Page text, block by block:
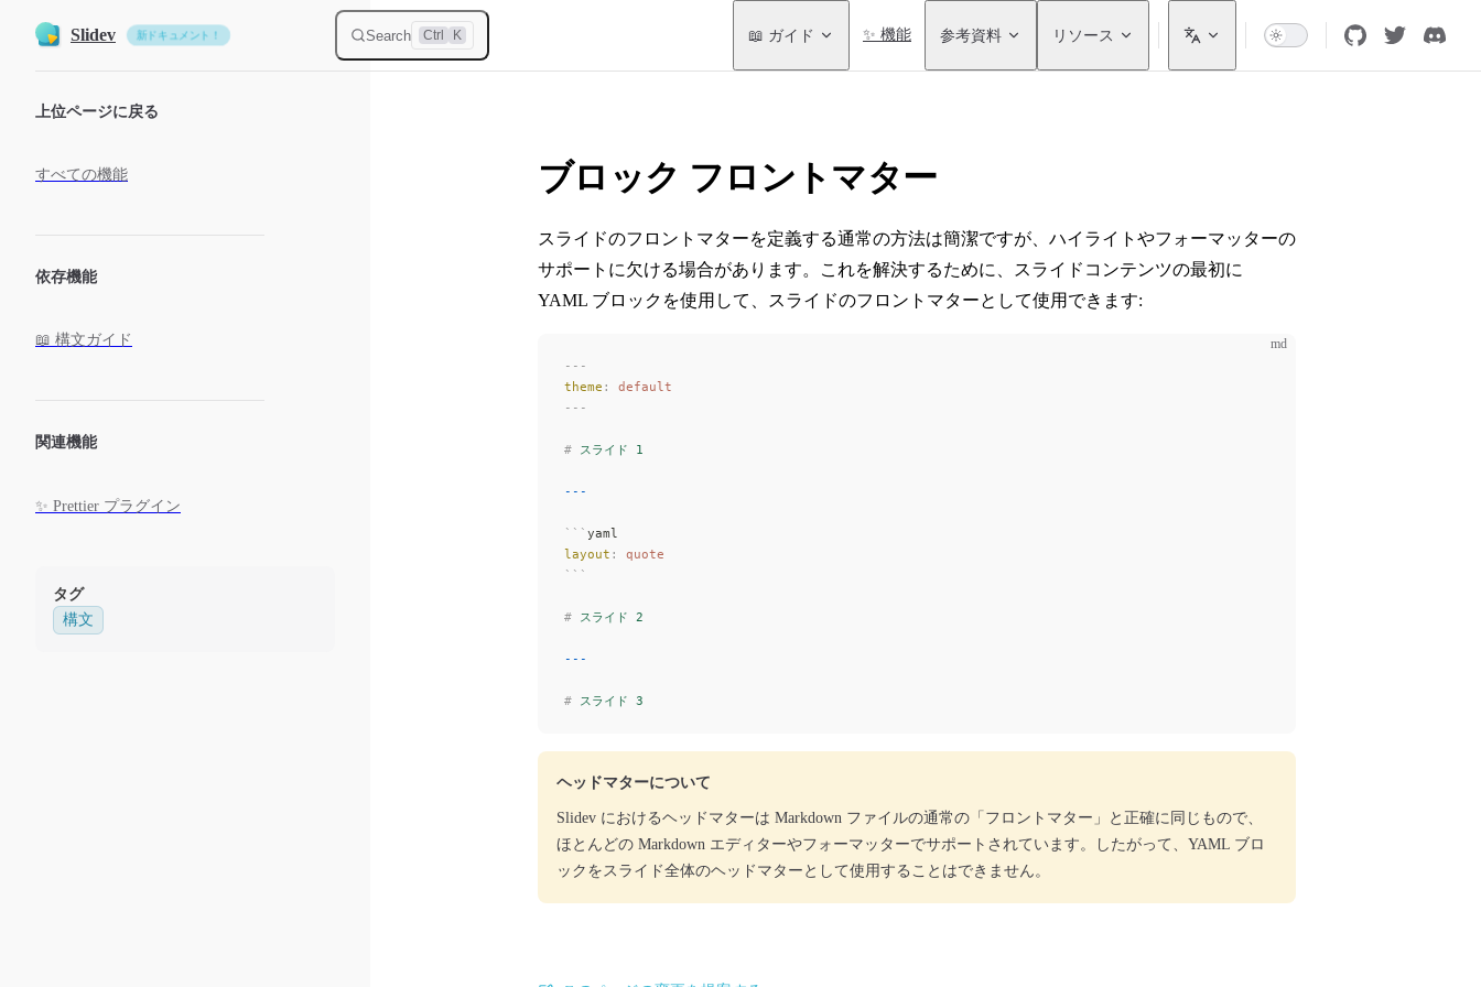
Skip to content
Slidev 新ドキュメント！ Search Ctrl K
Main Navigation
📖 ガイド ✨ 機能 参考資料 リソース
上位ページに戻る
すべての機能
依存機能
📖 構文ガイド
関連機能
✨ Prettier プラグイン
タグ
構文
ブロック フロントマター
スライドのフロントマターを定義する通常の方法は簡潔ですが、ハイライトやフォーマッターの
サポートに欠ける場合があります。これを解決するために、スライドコンテンツの最初に
YAML ブロックを使用して、スライドのフロントマターとして使用できます:
md
---
theme :
default
---
# スライド 1
---
``` yaml
layout :
quote
```
# スライド 2
---
# スライド 3
ヘッドマターについて
Slidev におけるヘッドマターは Markdown ファイルの通常の「フロントマター」と正確に同じもので、
ほとんどの Markdown エディターやフォーマッターでサポートされています。したがって、YAML ブロ
ックをスライド全体のヘッドマターとして使用することはできません。